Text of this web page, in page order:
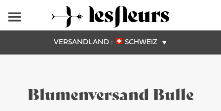
VERSANDLAND : SCHWEIZ
Blumenversand Bulle